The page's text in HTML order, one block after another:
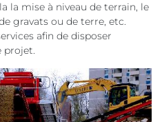
la mise à niveau de terrain, le
gravats ou de terre, etc.
afin de disposer
projet.